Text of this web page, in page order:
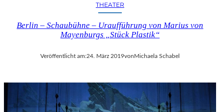
THEATER
Berlin – Schaubühne – Uraufführung von Marius von
Mayenburgs „Stück Plastik“
Veröffentlicht am:24. März 2019vonMichaela Schabel